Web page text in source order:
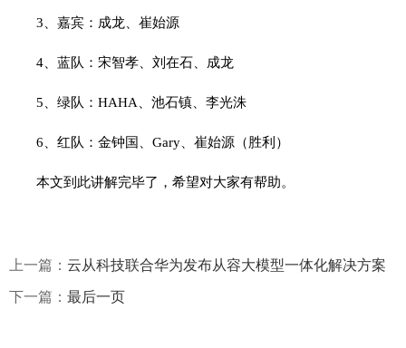
3、嘉宾：成龙、崔始源
4、蓝队：宋智孝、刘在石、成龙
5、绿队：HAHA、池石镇、李光洙
6、红队：金钟国、Gary、崔始源（胜利）
本文到此讲解完毕了，希望对大家有帮助。
上一篇： 云从科技联合华为发布从容大模型一体化解决方案
下一篇： 最后一页